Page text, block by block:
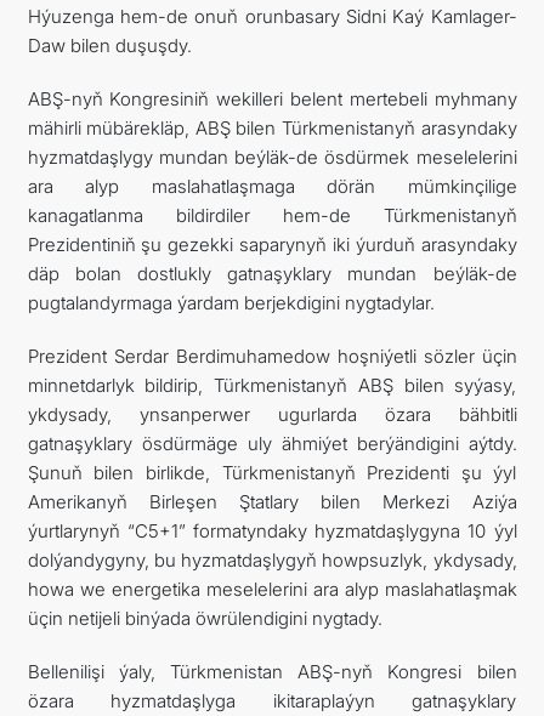
Hýuzenga hem-de onuň orunbasary Sidni Kaý Kamlager-
Daw bilen duşuşdy.
ABŞ-nyň Kongresiniň wekilleri belent mertebeli myhmany
mähirli mübärekläp, ABŞ bilen Türkmenistanyň arasyndaky
hyzmatdaşlygy mundan beýläk-de ösdürmek meselelerini
ara alyp maslahatlaşmaga dörän mümkinçilige
kanagatlanma bildirdiler hem-de Türkmenistanyň
Prezidentiniň şu gezekki saparynyň iki ýurduň arasyndaky
däp bolan dostlukly gatnaşyklary mundan beýläk-de
pugtalandyrmaga ýardam berjekdigini nygtadylar.
Prezident Serdar Berdimuhamedow hoşniýetli sözler üçin
minnetdarlyk bildirip, Türkmenistanyň ABŞ bilen syýasy,
ykdysady, ynsanperwer ugurlarda özara bähbitli
gatnaşyklary ösdürmäge uly ähmiýet berýändigini aýtdy.
Şunuň bilen birlikde, Türkmenistanyň Prezidenti şu ýyl
Amerikanyň Birleşen Ştatlary bilen Merkezi Aziýa
ýurtlarynyň “C5+1” formatyndaky hyzmatdaşlygyna 10 ýyl
dolýandygyny, bu hyzmatdaşlygyň howpsuzlyk, ykdysady,
howa we energetika meselelerini ara alyp maslahatlaşmak
üçin netijeli binýada öwrülendigini nygtady.
Bellenilişi ýaly, Türkmenistan ABŞ-nyň Kongresi bilen
özara hyzmatdaşlyga ikitaraplaýyn gatnaşyklary